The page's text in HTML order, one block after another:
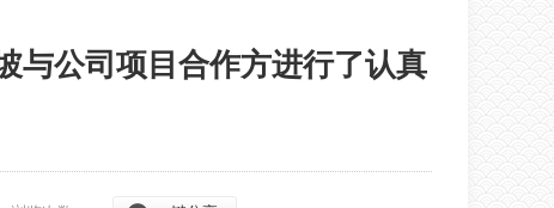
与公司项目合作方进行了认真